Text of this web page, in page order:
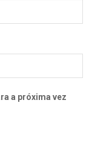
a próxima vez